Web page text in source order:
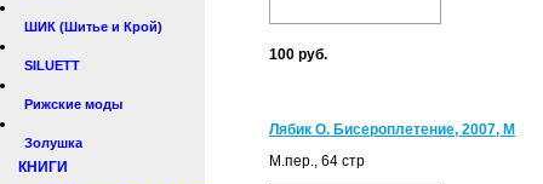
ШИК (Шитье и Крой)
SILUETT
Рижские моды
Золушка
КНИГИ
100 руб.
Лябик О. Бисероплетение, 2007, М
М.пер., 64 стр